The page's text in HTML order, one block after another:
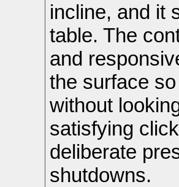
incline, and it
table. The
and
the surface
without
satisfying
deliberate
shutdowns.